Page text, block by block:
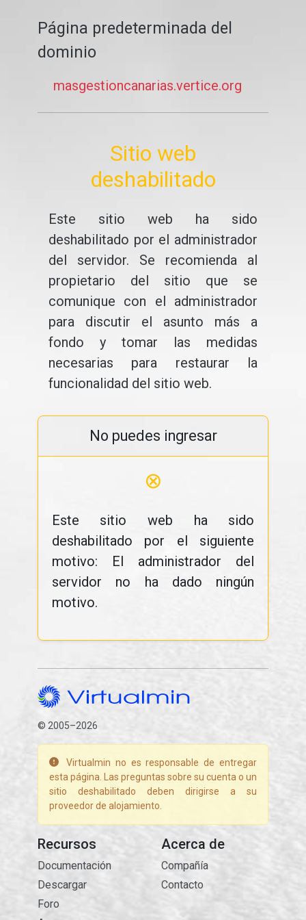
Página predeterminada del
dominio
masgestioncanarias.vertice.org
Sitio web
deshabilitado
Este sitio web ha sido
deshabilitado por el administrador
del servidor. Se recomienda al
propietario del sitio que se
comunique con el administrador
para discutir el asunto más a
fondo y tomar las medidas
necesarias para restaurar la
funcionalidad del sitio web.
No puedes ingresar
⊗
Este sitio web ha sido
deshabilitado por el siguiente
motivo: El administrador del
servidor no ha dado ningún
motivo.
© 2005–2026
Virtualmin no es responsable de entregar
esta página. Las preguntas sobre su cuenta o un
sitio deshabilitado deben dirigirse a su
proveedor de alojamiento.
Recursos
Documentación
Descargar
Foro
Acerca de
Compañía
Contacto